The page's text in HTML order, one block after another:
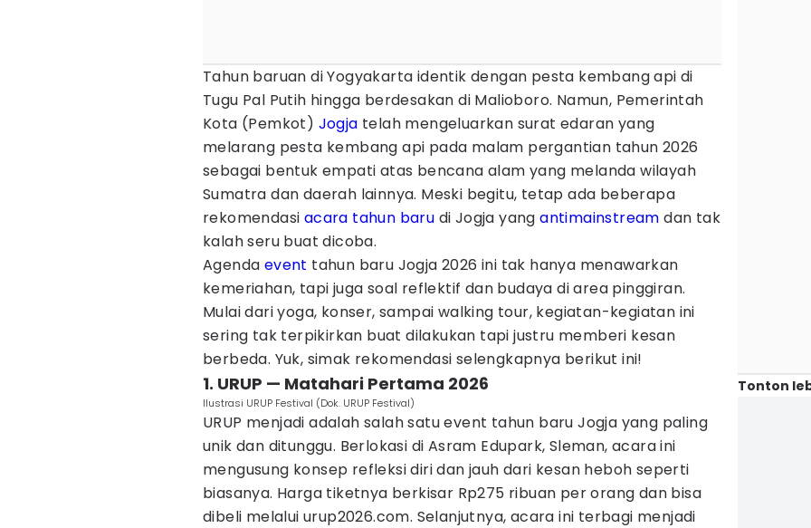
Tahun baruan di Yogyakarta identik dengan pesta kembang api di
Tugu Pal Putih hingga berdesakan di Malioboro. Namun, Pemerintah
Kota (Pemkot) Jogja telah mengeluarkan surat edaran yang
melarang pesta kembang api pada malam pergantian tahun 2026
sebagai bentuk empati atas bencana alam yang melanda wilayah
Sumatra dan daerah lainnya. Meski begitu, tetap ada beberapa
rekomendasi acara tahun baru di Jogja yangantimainstream dan tak
kalah seru buat dicoba.
Agenda event tahun baru Jogja 2026 ini tak hanya menawarkan
kemeriahan, tapi juga soal reflektif dan budaya di area pinggiran.
Mulai dari yoga, konser, sampai walking tour, kegiatan-kegiatan ini
sering tak terpikirkan buat dilakukan tapi justru memberi kesan
berbeda. Yuk, simak rekomendasi selengkapnya berikut ini!
1. URUP — Matahari Pertama 2026
Ilustrasi URUP Festival (Dok. URUP Festival)
URUP menjadi adalah salah satu event tahun baru Jogja yang paling
unik dan ditunggu. Berlokasi di Asram Edupark, Sleman, acara ini
mengusung konsep refleksi diri dan jauh dari kesan heboh seperti
biasanya. Harga tiketnya berkisar Rp275 ribuan per orang dan bisa
dibeli melalui urup2026.com. Selanjutnya, acara ini terbagi menjadi
Tonton